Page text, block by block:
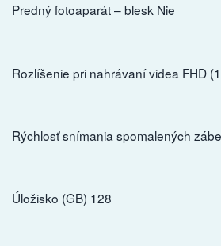
Predný fotoaparát – blesk Nie
Rozlíšenie pri nahrávaní videa FHD
Rýchlosť snímania spomalených
Úložisko (GB) 128